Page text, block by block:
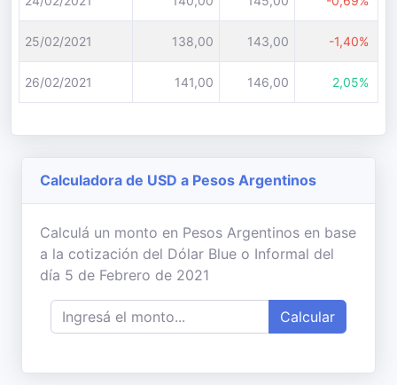
25/02/2021 138,00 143,00 -1,40%
26/02/2021 141,00 146,00 2,05%
Calculadora de USD a Pesos Argentinos
Calculá un monto en Pesos Argentinos en base
a la cotización del Dólar Blue o Informal del
día 5 de Febrero de 2021
Calcular